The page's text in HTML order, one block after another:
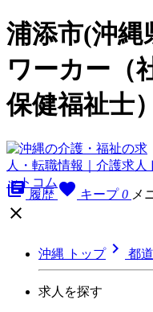
浦添市(沖
ワーカー（
保健福祉士
library_books 履歴 favorite キープ 0 メ

沖縄 トップ 都
求人を探す